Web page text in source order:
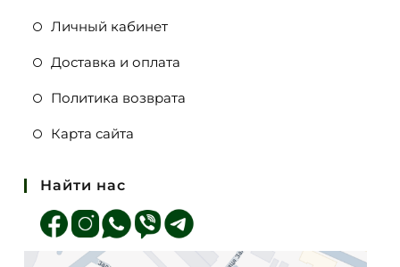
Личный кабинет
Доставка и оплата
Политика возврата
Карта сайта
Найти нас